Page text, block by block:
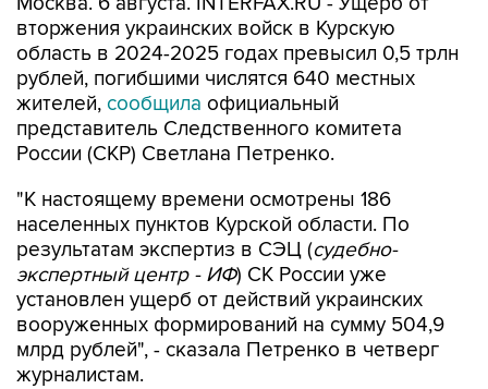
вторжения украинских войск в Курскую
область в 2024-2025 годах превысил 0,5 трлн
рублей, погибшими числятся 640 местных
жителей, сообщила официальный
представитель Следственного комитета
России (СКР) Светлана Петренко.
"К настоящему времени осмотрены 186
населенных пунктов Курской области. По
результатам экспертиз в СЭЦ (судебно-
экспертный центр - ИФ) СК России уже
установлен ущерб от действий украинских
вооруженных формирований на сумму 504,9
млрд рублей", - сказала Петренко в четверг
журналистам.